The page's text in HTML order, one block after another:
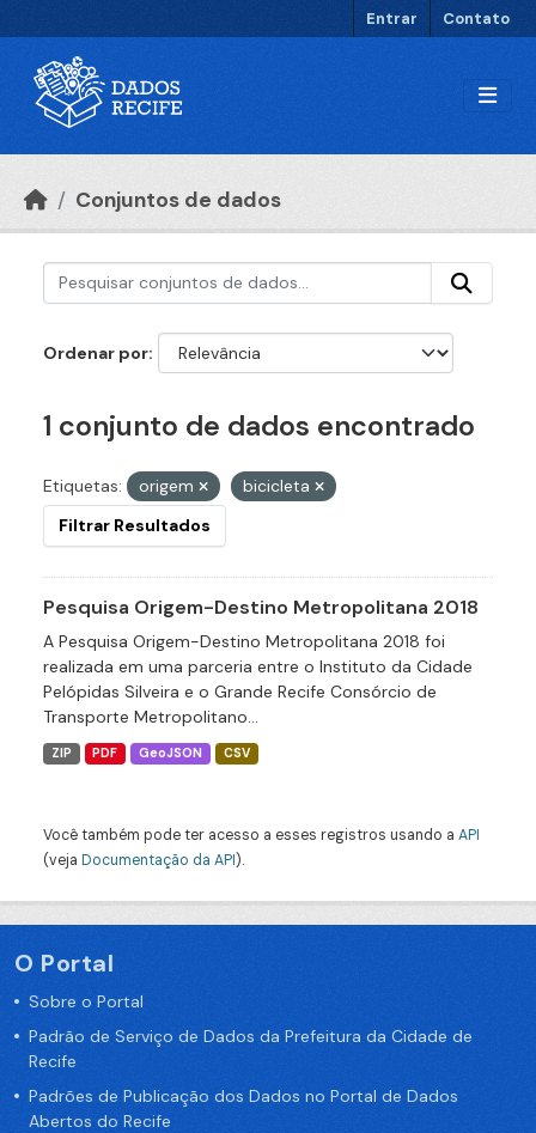
Entrar Contato
Conjuntos de dados
Ordenar por
1 conjunto de dados encontrado
Etiquetas: origem
bicicleta
Filtrar Resultados
Pesquisa Origem-Destino Metropolitana 2018
A Pesquisa Origem-Destino Metropolitana 2018 foi
realizada em uma parceria entre o Instituto da Cidade
Pelópidas Silveira e o Grande Recife Consórcio de
Transporte Metropolitano...
ZIP PDF GeoJSON CSV
Você também pode ter acesso a esses registros usando a API
(veja Documentação da API).
O Portal
Sobre o Portal
Padrão de Serviço de Dados da Prefeitura da Cidade de
Recife
Padrões de Publicação dos Dados no Portal de Dados
Abertos do Recife